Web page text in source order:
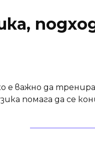
е важно да
помага да се